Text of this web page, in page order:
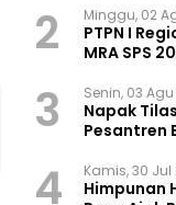
2 Minggu, 02
PTPN I
MRA SPS
3 Senin, 03 Agu
Napak
Pesantren
4 Kamis, 30 Jul
Himpunan